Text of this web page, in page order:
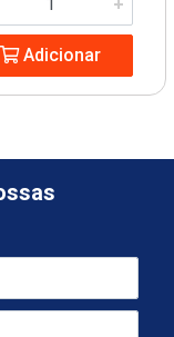
Adicionar